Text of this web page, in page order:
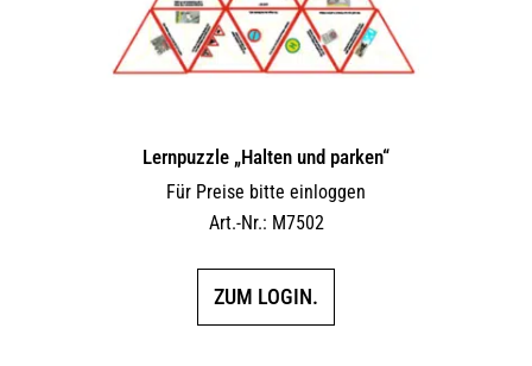
Lernpuzzle „Halten und parken“
Für Preise bitte einloggen
Art.-Nr.: M7502
ZUM LOGIN.